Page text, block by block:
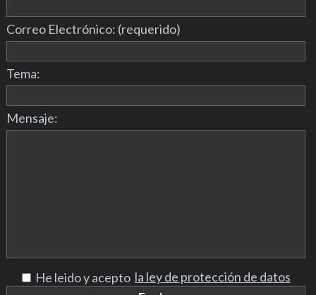
Correo Electrónico: (requerido)
Tema:
Mensaje:
He leido y acepto la ley de protección de datos